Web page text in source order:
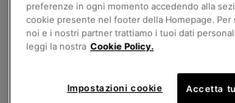
Un formato disponibile
30 ml
195,00 €
AGGIUNGI AL
CARRELLOC E FERULIC
Un
48 ml
preferenze in ogni momento accedendo alla
cookie presente nel footer della Homepage. Per
noi e i nostri partner trattiamo i tuoi dati
leggi la nostra Cookie Policy.
Impostazioni cookie Accetta